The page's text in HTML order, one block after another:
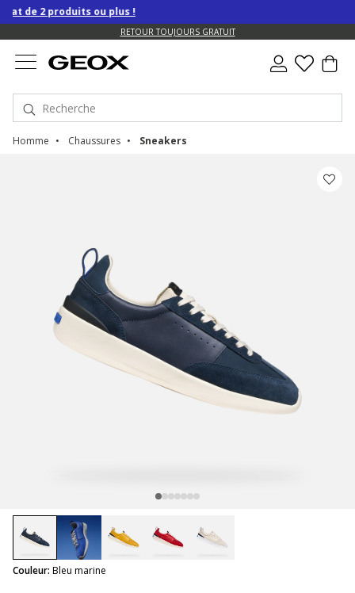
de 2 produits ou plus !
RETOUR TOUJOURS GRATUIT
Homme Chaussures Sneakers
Couleur: Bleu marine
selected